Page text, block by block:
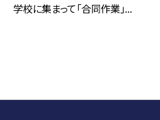
学校に集まって「合同作業」...